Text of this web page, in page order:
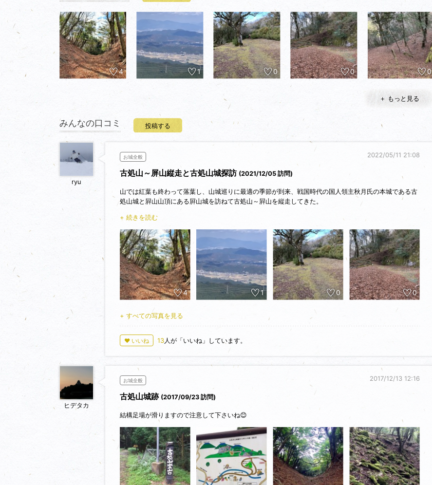
4 1 0 0 0
＋ もっと見る
みんなの口コミ 投稿する
ryu
2022/05/11 21:08
お城全般
古処山～屏山縦走と古処山城探訪 (2021/12/05 訪問)
山では紅葉も終わって落葉し、山城巡りに最適の季節が到来、戦国時代の国人領主秋月氏の本城である古
処山城と屛山山頂にある屛山城を訪ねて古処山～屛山を縦走してきた。
古処山城は、戦国時代秋月に本拠を構え、天正年間には筑前の中・南部の一帯を支配した国人領主秋月氏
の本城である。
五合目登山口に車を停めて出発する。渓流沿いの登山道は近年の水害の影響なのかところどころ荒れてい
る。
水舟を過ぎて、古処山頂に直登するコースを分けてまずは古処山の山腹を巻き、屛山を目指す。
屏山山頂で屛山城の遺構を確認後、尾根伝いに縦走路を戻り、つげの原生林をかき分け古処山頂に着く。
山頂直下のベンチで昼食をとり、その後、山頂から西側に延びる尾根周辺の曲輪や堀切を縄張り図を参考
にしながら見て回る。
さらに山頂から南に延びる尾根上にある経ヶ峰を往復し、南側の郭群を見て回る。
初冬の落ち葉を踏み分けながらの充実した山城探訪となった。
+ 続きを読む
4 1 0 0
+ すべての写真を見る
♥ いいね 13人が「いいね」しています。
ヒデタカ
2017/12/13 12:16
お城全般
古処山城跡 (2017/09/23 訪問)
結構足場が滑りますので注意して下さいね😊